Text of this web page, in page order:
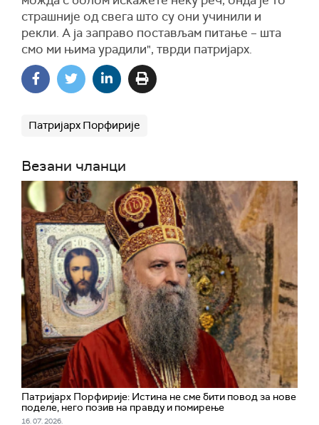
страшније од свега што су они учинили и
рекли. А ја заправо постављам питање – шта
смо ми њима урадили", тврди патријарх.
Патријарх Порфирије
Везани чланци
Патријарх Порфирије: Истина не сме бити повод за нове
поделе, него позив на правду и помирење
16. 07. 2026.